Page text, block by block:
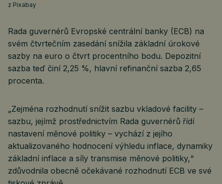
z Pixabay
Rada guvernérů Evropské centrální banky (ECB) na
svém čtvrtečním zasedání snížila základní úrokové
sazby na euro o čtvrt procentního bodu. Depozitní
sazba teď činí 2,25 %, hlavní refinanční sazba 2,65
procenta.
„Zejména rozhodnutí snížit sazbu vkladové facility –
sazbu, jejímž prostřednictvím Rada guvernérů řídí
nastavení měnové politiky – vychází z jejího
aktualizovaného hodnocení výhledu inflace, dynamiky
základní inflace a síly transmise měnové politiky,“
zdůvodnila obecně očekávané rozhodnutí ECB ve své